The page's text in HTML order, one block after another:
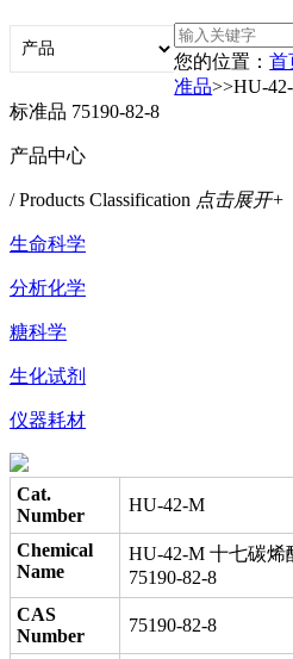
您的位置：首
准品>>HU-
标准品 75190-82-8
产品中心
/ Products Classification 点击展开+
生命科学
分析化学
糖科学
生化试剂
仪器耗材
Cat.
Number
HU-42-M
Chemical
Name
HU-42-M 十七碳烯
75190-82-8
CAS
Number
75190-82-8